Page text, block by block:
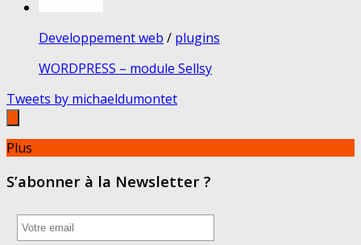
Developpement web / plugins
WORDPRESS – module Sellsy
Tweets by michaeldumontet
Plus
S’abonner à la Newsletter ?